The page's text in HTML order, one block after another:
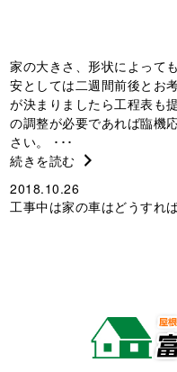
家の大きさ、形状によって
安としては二週間前後とお
が決まりましたら工程表も
の調整が必要であれば臨機
さい。 ･･･
続きを読む
2018.10.26
工事中は家の車はどうすれ